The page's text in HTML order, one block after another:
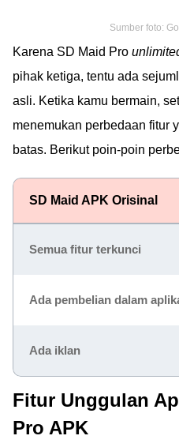
Sumber foto:
Karena SD Maid Pro
pihak ketiga, tentu ada
asli. Ketika kamu bermain,
menemukan perbedaan fitur
batas. Berikut poin-poin
SD Maid APK Orisinal
Semua fitur terkunci
Ada pembelian dalam
Ada iklan
Fitur Unggulan
Pro APK